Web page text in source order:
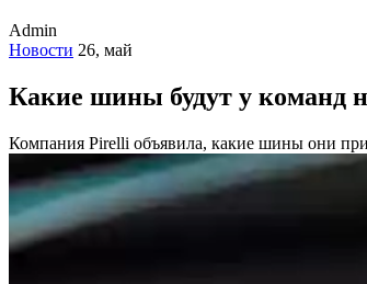
Admin
Новости 26, май
Какие шины будут у команд
Компания Pirelli объявила, какие шины они